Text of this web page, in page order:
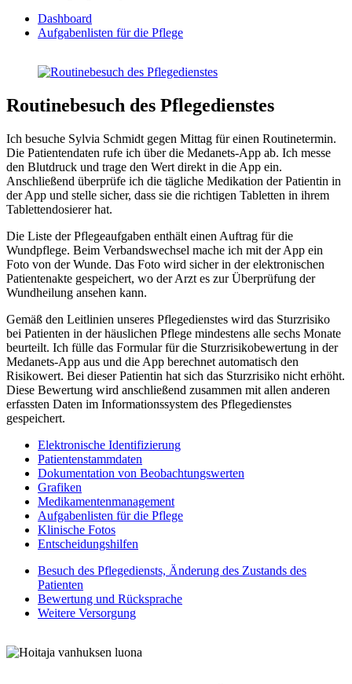
Dashboard
Aufgabenlisten für die Pflege
Routinebesuch des Pflegedienstes
Ich besuche Sylvia Schmidt gegen Mittag für einen Routinetermin.
Die Patientendaten rufe ich über die Medanets-App ab. Ich messe
den Blutdruck und trage den Wert direkt in die App ein.
Anschließend überprüfe ich die tägliche Medikation der Patientin in
der App und stelle sicher, dass sie die richtigen Tabletten in ihrem
Tablettendosierer hat.
Die Liste der Pflegeaufgaben enthält einen Auftrag für die
Wundpflege. Beim Verbandswechsel mache ich mit der App ein
Foto von der Wunde. Das Foto wird sicher in der elektronischen
Patientenakte gespeichert, wo der Arzt es zur Überprüfung der
Wundheilung ansehen kann.
Gemäß den Leitlinien unseres Pflegedienstes wird das Sturzrisiko
bei Patienten in der häuslichen Pflege mindestens alle sechs Monate
beurteilt. Ich fülle das Formular für die Sturzrisikobewertung in der
Medanets-App aus und die App berechnet automatisch den
Risikowert. Bei dieser Patientin hat sich das Sturzrisiko nicht erhöht.
Diese Bewertung wird anschließend zusammen mit allen anderen
erfassten Daten im Informationssystem des Pflegedienstes
gespeichert.
Elektronische Identifizierung
Patientenstammdaten
Dokumentation von Beobachtungswerten
Grafiken
Medikamentenmanagement
Aufgabenlisten für die Pflege
Klinische Fotos
Entscheidungshilfen
Besuch des Pflegediensts, Änderung des Zustands des
Patienten
Bewertung und Rücksprache
Weitere Versorgung